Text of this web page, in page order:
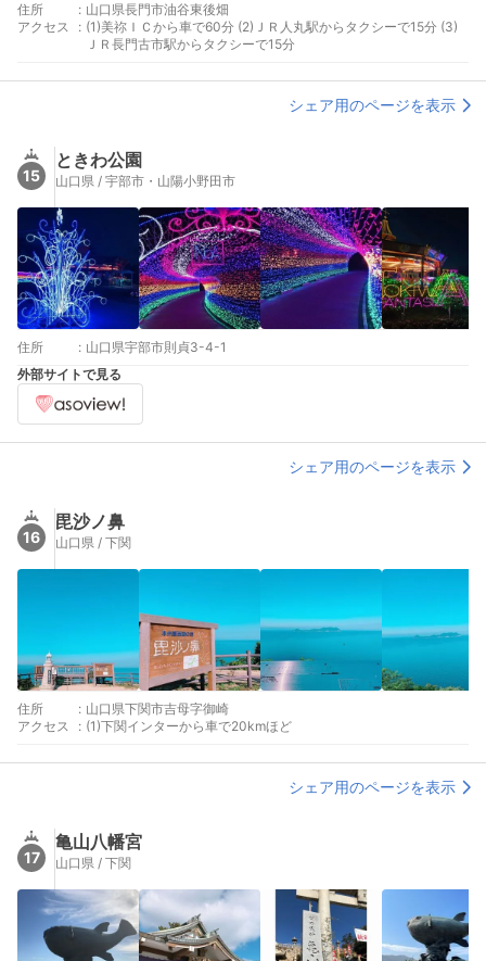
住所 : 山口県長門市油谷東後畑
アクセス
: (1)美祢ＩＣから車で60分 (2)ＪＲ人丸駅からタクシーで15分 (3)
ＪＲ長門古市駅からタクシーで15分
シェア用のページを表示
15
ときわ公園
山口県 / 宇部市・山陽小野田市
住所 : 山口県宇部市則貞3-4-1
外部サイトで見る
シェア用のページを表示
16
毘沙ノ鼻
山口県 / 下関
住所 : 山口県下関市吉母字御崎
アクセス
: (1)下関インターから車で20kmほど
シェア用のページを表示
17
亀山八幡宮
山口県 / 下関